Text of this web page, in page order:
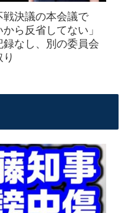
戦決議の本会議で
ら反省してない」
なし、別の委員会